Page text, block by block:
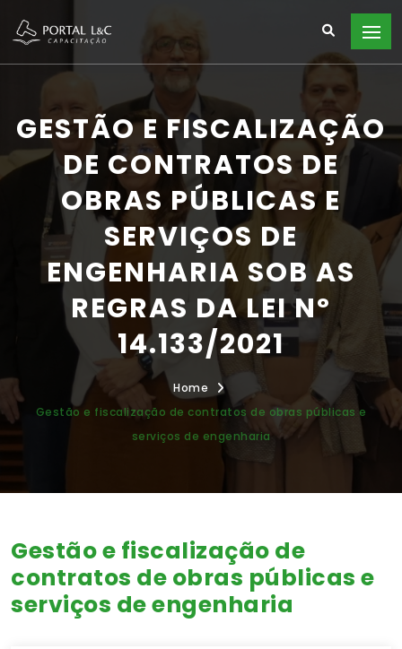
GESTÃO E FISCALIZAÇÃO
DE CONTRATOS DE
OBRAS PÚBLICAS E
SERVIÇOS DE
ENGENHARIA SOB AS
REGRAS DA LEI Nº
14.133/2021
Home
Gestão e fiscalização de contratos de obras públicas e
serviços de engenharia
Gestão e fiscalização de
contratos de obras públicas e
serviços de engenharia